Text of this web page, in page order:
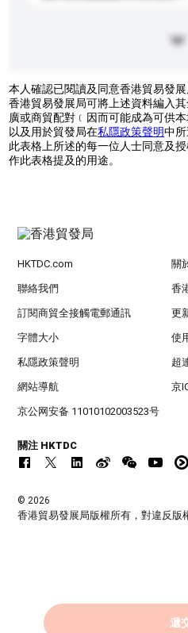
本人確認已閱讀及同意香港貿易發展
香港貿易發展局可將上述資料編入
廣或商貿配對﹝因而可能成為可供
以及用於貿發局在私隱政策聲明中
此表格上所述的每一位人士同意及
作此表格提及的用途。
遞
HKTDC.com 關
聯絡我們 香
訂閱商貿全接觸電郵通訊 更
字體大小 使
私隱政策聲明 超
網站導航 京
京公网安备 11010102003523号
關注 HKTDC
© 2026
香港貿易發展局版權所有，對違反版